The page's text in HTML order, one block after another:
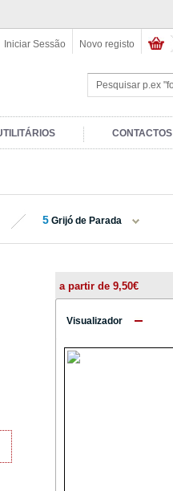
Novo registo
Iniciar Sessão
CONTACTOS
5 Grijó de Parada
a partir de 9,50€
Visualizador